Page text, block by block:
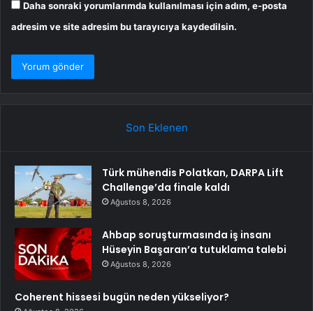
Daha sonraki yorumlarımda kullanılması için adım, e-posta
adresim ve site adresim bu tarayıcıya kaydedilsin.
Son Eklenen
Türk mühendis Polatkan, DARPA Lift
Challenge’da finale kaldı
Ağustos 8, 2026
Ahbap soruşturmasında iş insanı
Hüseyin Başaran’a tutuklama talebi
Ağustos 8, 2026
Coherent hissesi bugün neden yükseliyor?